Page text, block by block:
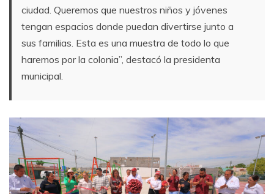
ciudad. Queremos que nuestros niños y jóvenes
tengan espacios donde puedan divertirse junto a
sus familias. Esta es una muestra de todo lo que
haremos por la colonia”, destacó la presidenta
municipal.